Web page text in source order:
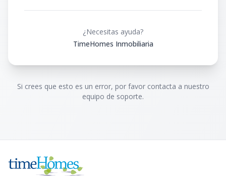
¿Necesitas ayuda?
TimeHomes Inmobiliaria
Si crees que esto es un error, por favor contacta a nuestro
equipo de soporte.